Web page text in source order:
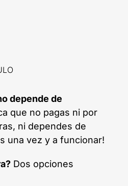
depende de
que no pagas ni por
ni dependes de
una vez y a funcionar!
Dos opciones